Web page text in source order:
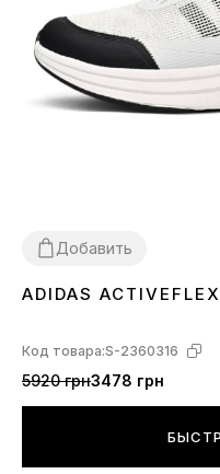
Добавить
41 424344
ADIDAS
Код товара:S-2360316
5920 грн3478 грн